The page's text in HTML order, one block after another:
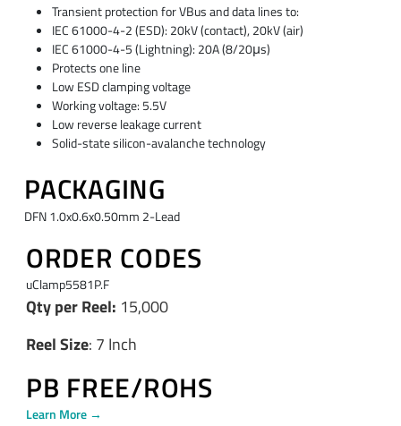
Transient protection for VBus and data lines to:
IEC 61000-4-2 (ESD): 20kV (contact), 20kV (air)
IEC 61000-4-5 (Lightning): 20A (8/20μs)
Protects one line
Low ESD clamping voltage
Working voltage: 5.5V
Low reverse leakage current
Solid-state silicon-avalanche technology
PACKAGING
DFN 1.0x0.6x0.50mm 2-Lead
ORDER CODES
uClamp5581P.F
Qty per Reel: 15,000
Reel Size: 7 Inch
PB FREE/ROHS
Learn More →